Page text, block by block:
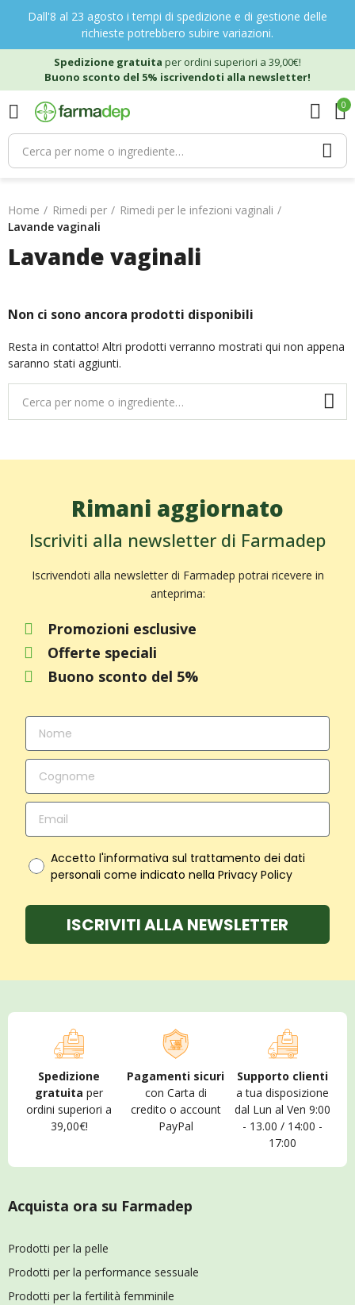
Dall'8 al 23 agosto i tempi di spedizione e di gestione delle
richieste potrebbero subire variazioni.
Spedizione gratuita per ordini superiori a 39,00€!
Buono sconto del 5% iscrivendoti alla newsletter!
0
Home Rimedi per
Rimedi per le infezioni vaginali
Lavande vaginali
Lavande vaginali
Non ci sono ancora prodotti disponibili
Resta in contatto! Altri prodotti verranno mostrati qui non appena
saranno stati aggiunti.
Rimani aggiornato
Iscriviti alla newsletter di Farmadep
Iscrivendoti alla newsletter di Farmadep potrai ricevere in
anteprima:
Promozioni esclusive
Offerte speciali
Buono sconto del 5%
Accetto l'informativa sul trattamento dei dati
personali come indicato nella Privacy Policy
ISCRIVITI ALLA NEWSLETTER
Spedizione
gratuita per
ordini superiori a
39,00€!
Pagamenti sicuri
con Carta di
credito o account
PayPal
Supporto clienti
a tua disposizione
dal Lun al Ven 9:00
- 13.00 / 14:00 -
17:00
Acquista ora su Farmadep
Prodotti per la pelle
Prodotti per la performance sessuale
Prodotti per la fertilità femminile